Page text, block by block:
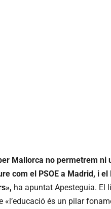
Mallorca no permetrem
com el PSOE a Madrid, i
ha apuntat Apesteguia. El
«l’educació és un pilar